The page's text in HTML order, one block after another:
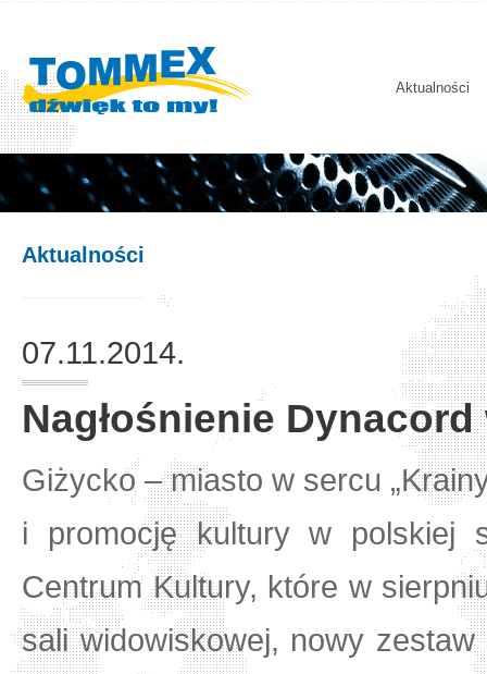
Aktualności
Aktualności
07.11.2014.
Nagłośnienie
Giżycko – miasto w sercu
i promocję kultury w polskiej
Centrum Kultury, które w
sali widowiskowej, nowy